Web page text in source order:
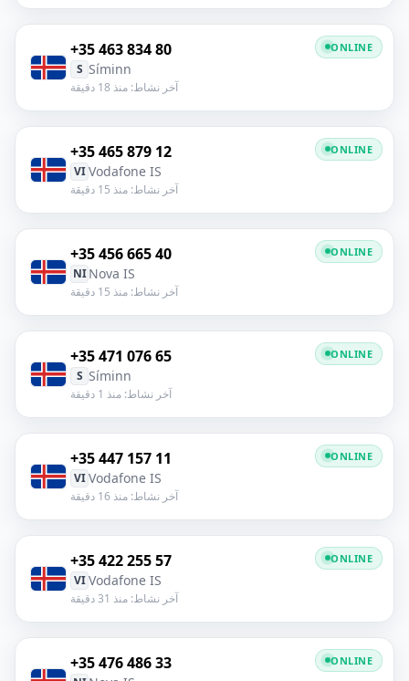
+35 463 834 80
S Síminn
آخر نشاط: منذ 18 دقيقة
ONLINE
+35 465 879 12
VI Vodafone IS
آخر نشاط: منذ 15 دقيقة
ONLINE
+35 456 665 40
NI Nova IS
آخر نشاط: منذ 15 دقيقة
ONLINE
+35 471 076 65
S Síminn
آخر نشاط: منذ 1 دقيقة
ONLINE
+35 447 157 11
VI Vodafone IS
آخر نشاط: منذ 16 دقيقة
ONLINE
+35 422 255 57
VI Vodafone IS
آخر نشاط: منذ 31 دقيقة
ONLINE
+35 476 486 33 ONLINE